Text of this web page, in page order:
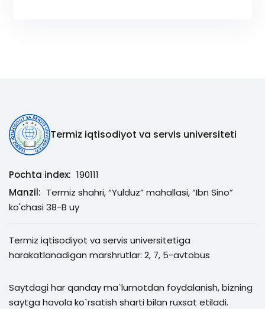
Termiz iqtisodiyot va servis universiteti
Pochta index: 190111
Manzil: Termiz shahri, “Yulduz” mahallasi, “Ibn Sino”
ko'chasi 38-B uy
Termiz iqtisodiyot va servis universitetiga
harakatlanadigan marshrutlar: 2, 7, 5-avtobus
Saytdagi har qanday ma`lumotdan foydalanish, bizning
saytga havola ko`rsatish sharti bilan ruxsat etiladi.